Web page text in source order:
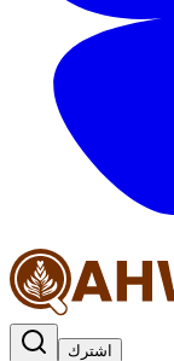
اشترك